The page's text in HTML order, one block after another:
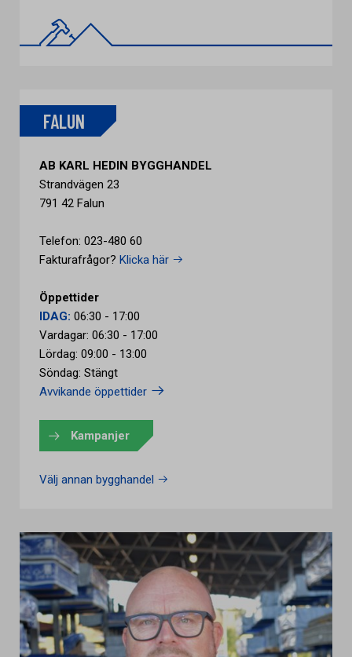
FALUN
AB KARL HEDIN BYGGHANDEL
Strandvägen 23
791 42 Falun
Telefon: 023-480 60
Fakturafrågor? Klicka här
Öppettider
IDAG: 06:30 - 17:00
Vardagar: 06:30 - 17:00
Lördag: 09:00 - 13:00
Söndag: Stängt
Avvikande öppettider
Kampanjer
Välj annan bygghandel